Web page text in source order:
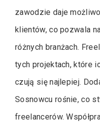
zawodzie daje
klientów, co pozwala
różnych branżach.
tych projektach, które
czują się najlepiej.
Sosnowcu rośnie, co
freelancerów.